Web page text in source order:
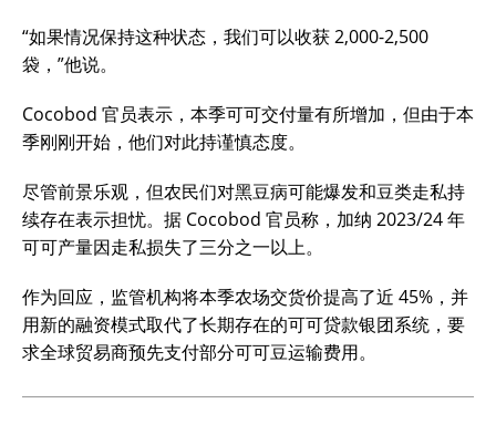
“如果情况保持这种状态，我们可以收获 2,000-2,500
袋，”他说。
Cocobod 官员表示，本季可可交付量有所增加，但由于本
季刚刚开始，他们对此持谨慎态度。
尽管前景乐观，但农民们对黑豆病可能爆发和豆类走私持
续存在表示担忧。据 Cocobod 官员称，加纳 2023/24 年
可可产量因走私损失了三分之一以上。
作为回应，监管机构将本季农场交货价提高了近 45%，并
用新的融资模式取代了长期存在的可可贷款银团系统，要
求全球贸易商预先支付部分可可豆运输费用。